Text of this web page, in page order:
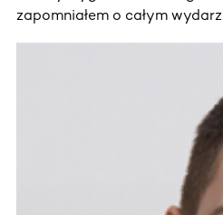
zapomniałem o całym